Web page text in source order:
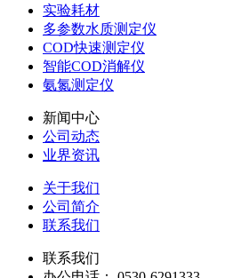
实验耗材
多参数水质测定仪
COD快速测定仪
智能COD消解仪
氨氮测定仪
新闻中心
公司动态
业界资讯
关于我们
公司简介
联系我们
联系我们